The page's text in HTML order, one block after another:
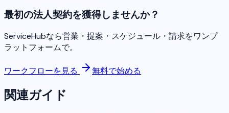
最初の法人契約を獲得しませんか？
ServiceHubなら営業・提案・スケジュール・請求をワンプ
ラットフォームで。
ワークフローを見る 無料で始める
関連ガイド